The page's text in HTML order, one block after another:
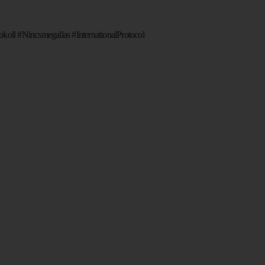
#Nincsmegallas #InternationalProtocol